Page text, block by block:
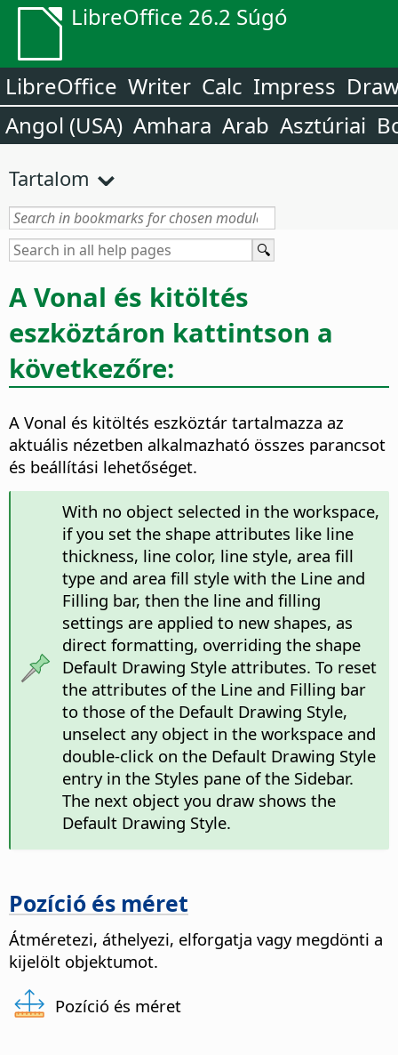
LibreOffice 26.2 Súgó
LibreOffice Writer Calc Impress
Angol (USA) Amhara Arab Asztúriai
Tartalom
A Vonal és kitöltés
eszköztáron kattintson a
következőre:
A Vonal és kitöltés eszköztár tartalmazza az
aktuális nézetben alkalmazható összes parancsot
és beállítási lehetőséget.
With no object selected in the workspace,
if you set the shape attributes like line
thickness, line color, line style, area fill
type and area fill style with the Line and
Filling bar, then the line and filling
settings are applied to new shapes, as
direct formatting, overriding the shape
Default Drawing Style attributes. To reset
the attributes of the Line and Filling bar
to those of the Default Drawing Style,
unselect any object in the workspace and
double-click on the Default Drawing Style
entry in the Styles pane of the Sidebar.
The next object you draw shows the
Default Drawing Style.
Pozíció és méret
Átméretezi, áthelyezi, elforgatja vagy megdönti a
kijelölt objektumot.
Pozíció és méret